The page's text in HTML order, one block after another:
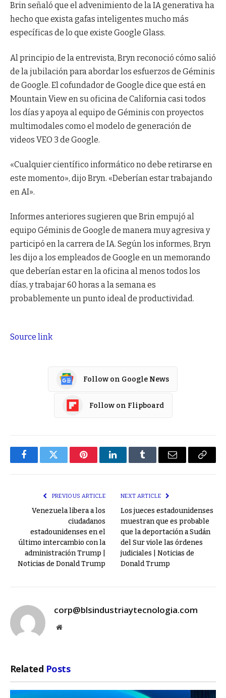
Brin señaló que el advenimiento de la IA generativa ha
hecho que exista gafas inteligentes mucho más
específicas de lo que existe Google Glass.
Al principio de la entrevista, Bryn reconoció cómo salió
de la jubilación para abordar los esfuerzos de Géminis
de Google. El cofundador de Google dice que está en
Mountain View en su oficina de California casi todos
los días y apoya al equipo de Géminis con proyectos
multimodales como el modelo de generación de
videos VEO 3 de Google.
«Cualquier científico informático no debe retirarse en
este momento», dijo Bryn. «Deberían estar trabajando
en AI».
Informes anteriores sugieren que Brin empujó al
equipo Géminis de Google de manera muy agresiva y
participó en la carrera de IA. Según los informes, Bryn
les dijo a los empleados de Google en un memorando
que deberían estar en la oficina al menos todos los
días, y trabajar 60 horas a la semana es
probablemente un punto ideal de productividad.
Source link
Follow on Google News
Follow on Flipboard
FacebookTwitter PinterestLinkedInTumblr Email
Copy
PREVIOUS ARTICLE
Venezuela libera a los
ciudadanos
estadounidenses en el
último intercambio con la
administración Trump |
Noticias de Donald Trump
NEXT ARTICLE
Los jueces estadounidenses
muestran que es probable
que la deportación a Sudán
del Sur viole las órdenes
judiciales | Noticias de
Donald Trump
corp@blsindustriaytecnologia.com
Website
Related Posts